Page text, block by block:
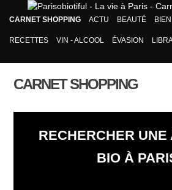
CARNET SHOPPING ACTU BEAUTÉ
RECETTES VIN - ALCOOL ÉVASION
CARNET SHOPPING
RECHERCHER UNE
BIO À